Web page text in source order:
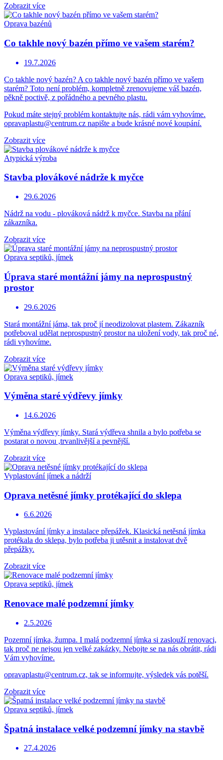
Zobrazit více
Oprava bazénů
Co takhle nový bazén přímo ve vašem starém?
19.7.2026
Co takhle nový bazén? A co takhle nový bazén přímo ve vašem
starém? Toto není problém, kompletně zrenovujeme váš bazén,
pěkně poctivě, z pořádného a pevného plastu.
Pokud máte stejný problém kontaktujte nás, rádi vám vyhovíme.
opravaplastu@centrum.cz napište a bude krásné nové koupání.
Zobrazit více
Atypická výroba
Stavba plovákové nádrže k myčce
29.6.2026
Nádrž na vodu - plováková nádrž k myčce. Stavba na přání
zákazníka.
Zobrazit více
Oprava septiků, jímek
Úprava staré montážní jámy na neprospustný
prostor
29.6.2026
Stará montážní jáma, tak proč jí neodizolovat plastem. Zákazník
potřeboval udělat neprospustný prostor na uložení vody, tak proč né,
rádi vyhovíme.
Zobrazit více
Oprava septiků, jímek
Výměna staré výdřevy jímky
14.6.2026
Výměna výdřevy jímky. Stará výdřeva shnila a bylo potřeba se
postarat o novou ,trvanlivější a pevnější.
Zobrazit více
Vyplastování jímek a nádrží
Oprava netěsné jímky protékající do sklepa
6.6.2026
Vyplastování jímky a instalace přepážek. Klasická netěsná jímka
protékala do sklepa, bylo potřeba ji utěsnit a instalovat dvě
přepážky.
Zobrazit více
Oprava septiků, jímek
Renovace malé podzemní jímky
2.5.2026
Pozemní jímka, žumpa. I malá podzemní jímka si zaslouží renovaci,
tak proč ne nejsou jen velké zakázky. Nebojte se na nás obrátit, rádi
Vám vyhovíme.
opravaplastu@centrum.cz, tak se informujte, výsledek vás potěší.
Zobrazit více
Oprava septiků, jímek
Špatná instalace velké podzemní jímky na stavbě
27.4.2026